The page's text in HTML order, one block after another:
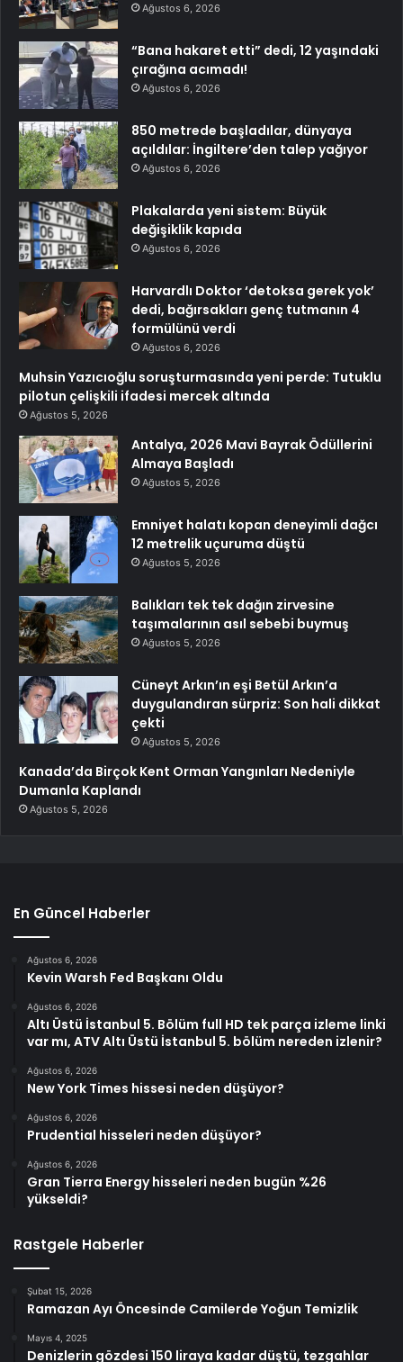
Ağustos 6, 2026
“Bana hakaret etti” dedi, 12 yaşındaki
çırağına acımadı!
Ağustos 6, 2026
850 metrede başladılar, dünyaya
açıldılar: İngiltere’den talep yağıyor
Ağustos 6, 2026
Plakalarda yeni sistem: Büyük
değişiklik kapıda
Ağustos 6, 2026
Harvardlı Doktor ‘detoksa gerek yok’
dedi, bağırsakları genç tutmanın 4
formülünü verdi
Ağustos 6, 2026
Muhsin Yazıcıoğlu soruşturmasında yeni perde: Tutuklu
pilotun çelişkili ifadesi mercek altında
Ağustos 5, 2026
Antalya, 2026 Mavi Bayrak Ödüllerini
Almaya Başladı
Ağustos 5, 2026
Emniyet halatı kopan deneyimli dağcı
12 metrelik uçuruma düştü
Ağustos 5, 2026
Balıkları tek tek dağın zirvesine
taşımalarının asıl sebebi buymuş
Ağustos 5, 2026
Cüneyt Arkın’ın eşi Betül Arkın’a
duygulandıran sürpriz: Son hali dikkat
çekti
Ağustos 5, 2026
Kanada’da Birçok Kent Orman Yangınları Nedeniyle
Dumanla Kaplandı
Ağustos 5, 2026
En Güncel Haberler
Ağustos 6, 2026
Kevin Warsh Fed Başkanı Oldu
Ağustos 6, 2026
Altı Üstü İstanbul 5. Bölüm full HD tek parça izleme linki
var mı, ATV Altı Üstü İstanbul 5. bölüm nereden izlenir?
Ağustos 6, 2026
New York Times hissesi neden düşüyor?
Ağustos 6, 2026
Prudential hisseleri neden düşüyor?
Ağustos 6, 2026
Gran Tierra Energy hisseleri neden bugün %26
yükseldi?
Rastgele Haberler
Şubat 15, 2026
Ramazan Ayı Öncesinde Camilerde Yoğun Temizlik
Mayıs 4, 2025
Denizlerin gözdesi 150 liraya kadar düştü, tezgahlar